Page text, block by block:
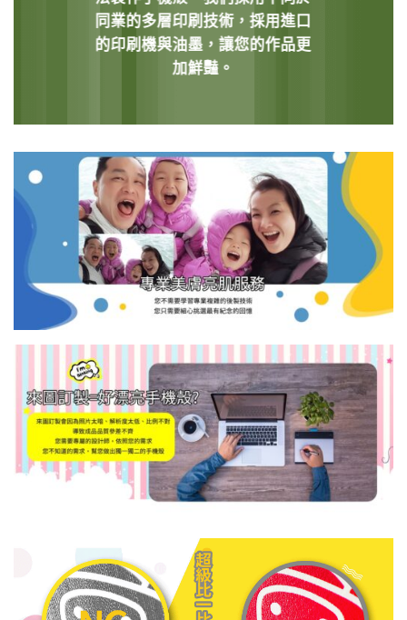
同業的多層印刷技術，採用進口
的印刷機與油墨，讓您的作品更
加鮮豔。